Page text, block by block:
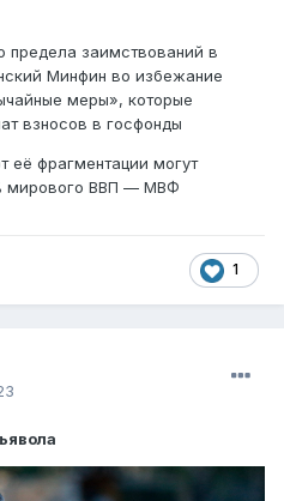
предела заимствований в
Минфин во избежание
меры», которые
взносов в госфонды
её фрагментации могут
мирового ВВП — МВФ
1